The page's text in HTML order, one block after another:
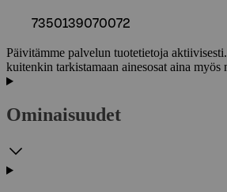
7350139070072
Päivitämme palvelun tuotetietoja
kuitenkin tarkistamaan ainesosat aina myös
Ominaisuudet